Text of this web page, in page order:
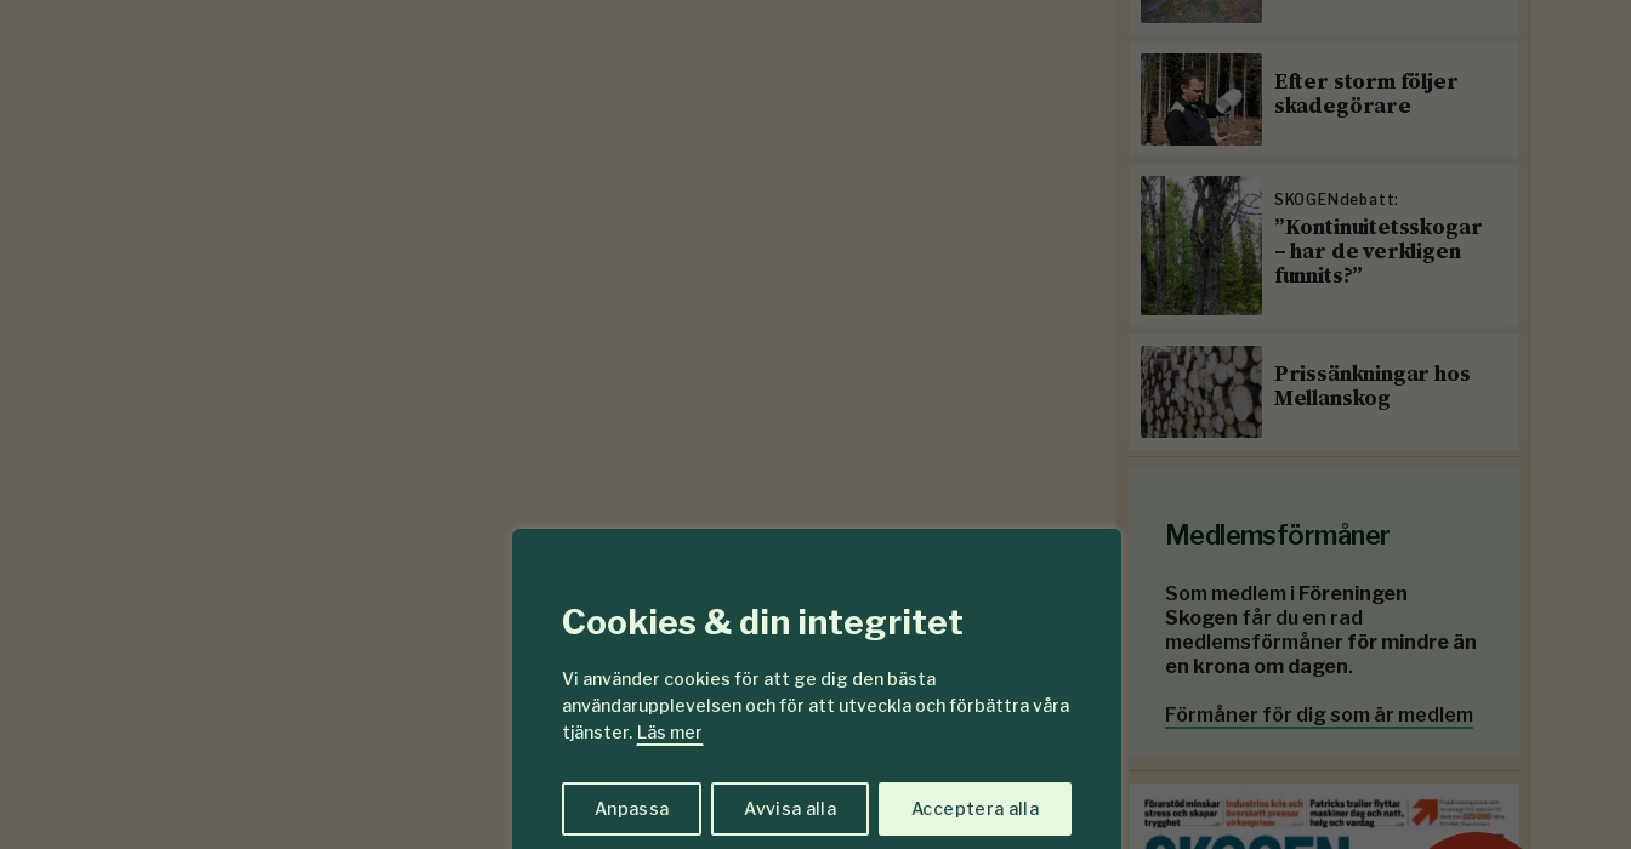
Cookies & din integritet
Vi använder cookies för att ge dig den bästa
användarupplevelsen och för att utveckla och förbättra våra
tjänster. Läs mer
Anpassa Avvisa alla Acceptera alla
Efter storm följer
skadegörare
SKOGENdebatt:
”Kontinuitetsskogar
– har de verkligen
funnits?”
Prissänkningar hos
Mellanskog
Medlemsförmåner
Som medlem i Föreningen
Skogen får du en rad
medlemsförmåner för mindre än
en krona om dagen.
Förmåner för dig som är medlem